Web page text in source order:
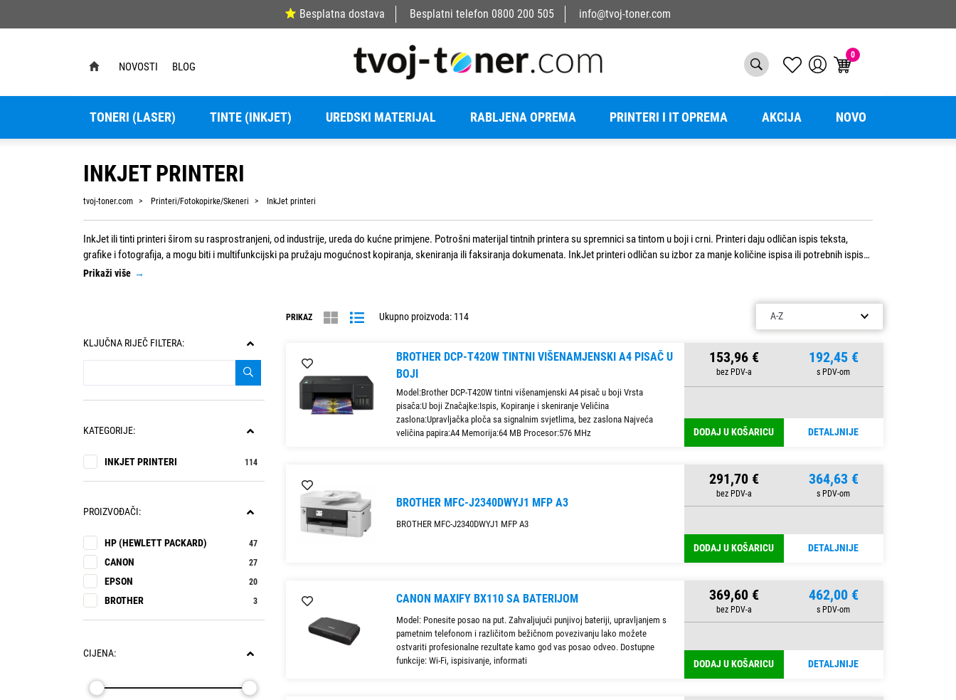
Besplatna dostava Besplatni telefon 0800 200 505 info@tvoj-toner.com
NOVOSTI BLOG
0
TONERI (LASER) TINTE (INKJET) UREDSKI MATERIJAL RABLJENA OPREMA PRINTERI I IT OPREMA AKCIJA NOVO
INKJET PRINTERI
tvoj-toner.com Printeri/Fotokopirke/Skeneri InkJet printeri
InkJet ili tinti printeri širom su rasprostranjeni, od industrije, ureda do kućne primjene. Potrošni materijal tintnih printera su spremnici sa tintom u boji i crni. Printeri daju odličan ispis teksta,
grafike i fotografija, a mogu biti i multifunkcijski pa pružaju mogućnost kopiranja, skeniranja ili faksiranja dokumenata. InkJet printeri odličan su izbor za manje količine ispisa ili potrebnih ispisa
u boji, posebice fotografija. Pogledate i prijenosne InkJet printere koje možete nositi sa sobom, te ispisivati u pokretu.
Prikaži više →
KLJUČNA RIJEČ FILTERA:
KATEGORIJE:
INKJET PRINTERI 114
PROIZVOĐAČI:
HP (HEWLETT PACKARD) 47
CANON 27
EPSON 20
BROTHER 3
CIJENA:
Ukupno proizvoda: 114
PRIKAZ
BROTHER DCP-T420W TINTNI VIŠENAMJENSKI A4 PISAČ U
BOJI
Model:Brother DCP-T420W tintni višenamjenski A4 pisač u boji Vrsta
pisača:U boji Značajke:Ispis, Kopiranje i skeniranje Veličina
zaslona:Upravljačka ploča sa signalnim svjetlima, bez zaslona Najveća
veličina papira:A4 Memorija:64 MB Procesor:576 MHz
153,96 € 192,45 €
DODAJ U KOŠARICU DETALJNIJE
BROTHER MFC-J2340DWYJ1 MFP A3
BROTHER MFC-J2340DWYJ1 MFP A3
291,70 € 364,63 €
DODAJ U KOŠARICU DETALJNIJE
CANON MAXIFY BX110 SA BATERIJOM
Model: Ponesite posao na put. Zahvaljujući punjivoj bateriji, upravljanjem s
pametnim telefonom i različitom bežičnom povezivanju lako možete
ostvariti profesionalne rezultate kamo god vas posao odveo. Dostupne
funkcije: Wi-Fi, ispisivanje, informati
369,60 € 462,00 €
DODAJ U KOŠARICU DETALJNIJE